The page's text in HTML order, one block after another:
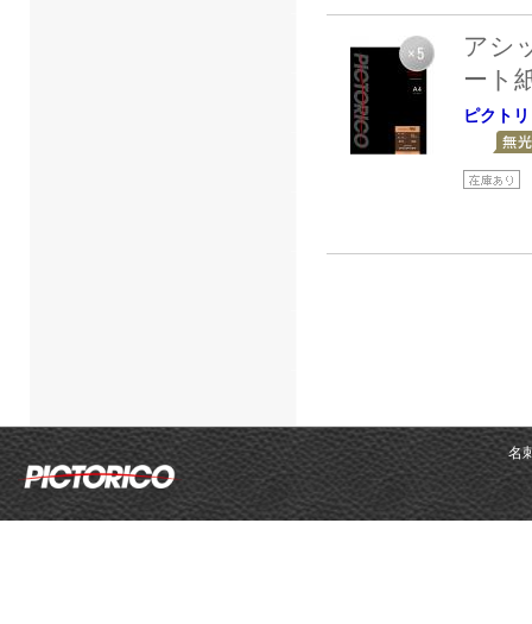
アシ
ート
ピクト
名